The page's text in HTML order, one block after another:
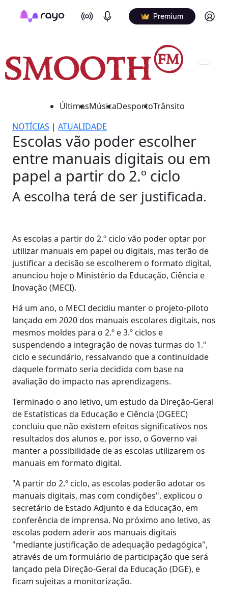
On Air Podcasts Premium Log in
ÚltimasMúsicaDesportoTrânsito
NOTÍCIAS | ATUALIDADE
Escolas vão poder escolher
entre manuais digitais ou em
papel a partir do 2.º ciclo
A escolha terá de ser justificada.
As escolas a partir do 2.º ciclo vão poder optar por
utilizar manuais em papel ou digitais, mas terão de
justificar a decisão se escolherem o formato digital,
anunciou hoje o Ministério da Educação, Ciência e
Inovação (MECI).
Há um ano, o MECI decidiu manter o projeto-piloto
lançado em 2020 dos manuais escolares digitais, nos
mesmos moldes para o 2.º e 3.º ciclos e
suspendendo a integração de novas turmas do 1.º
ciclo e secundário, ressalvando que a continuidade
daquele formato seria decidida com base na
avaliação do impacto nas aprendizagens.
Terminado o ano letivo, um estudo da Direção-Geral
de Estatísticas da Educação e Ciência (DGEEC)
concluiu que não existem efeitos significativos nos
resultados dos alunos e, por isso, o Governo vai
manter a possibilidade de as escolas utilizarem os
manuais em formato digital.
"A partir do 2.º ciclo, as escolas poderão adotar os
manuais digitais, mas com condições", explicou o
secretário de Estado Adjunto e da Educação, em
conferência de imprensa. No próximo ano letivo, as
escolas podem aderir aos manuais digitais
"mediante justificação de adequação pedagógica",
através de um formulário de participação que será
lançado pela Direção-Geral da Educação (DGE), e
ficam sujeitas a monitorização.